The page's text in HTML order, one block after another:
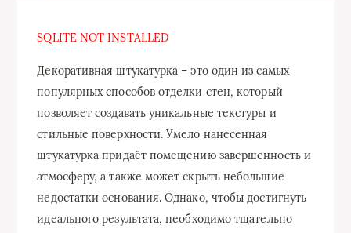
SQLITE NOT INSTALLED
Декоративная штукатурка – это один из самых
популярных способов отделки стен, который
позволяет создавать уникальные текстуры и
стильные поверхности. Умело нанесенная
штукатурка придаёт помещению завершенность и
атмосферу, а также может скрыть небольшие
недостатки основания. Однако, чтобы достигнуть
идеального результата, необходимо тщательно